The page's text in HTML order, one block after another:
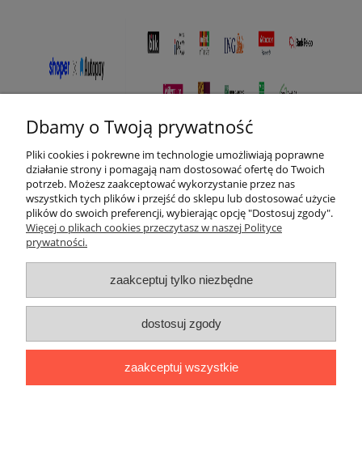
Pomoc
Moje konto
Informacje
O nas
pokaż pełną wersję strony
Dbamy o Twoją prywatność
Pliki cookies i pokrewne im technologie umożliwiają poprawne
działanie strony i pomagają nam dostosować ofertę do Twoich
potrzeb. Możesz zaakceptować wykorzystanie przez nas
wszystkich tych plików i przejść do sklepu lub dostosować użycie
plików do swoich preferencji, wybierając opcję "Dostosuj zgody".
Więcej o plikach cookies przeczytasz w naszej Polityce
prywatności.
zaakceptuj tylko niezbędne
dostosuj zgody
zaakceptuj wszystkie